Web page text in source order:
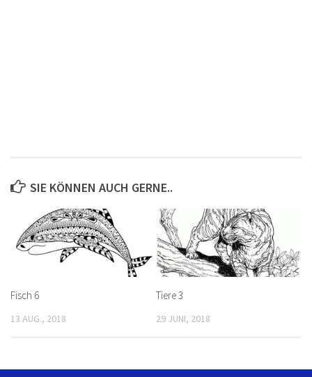
SIE KÖNNEN AUCH GERNE..
Fisch 6
13 AUG., 2018
Tiere 3
29 JUNI, 2018